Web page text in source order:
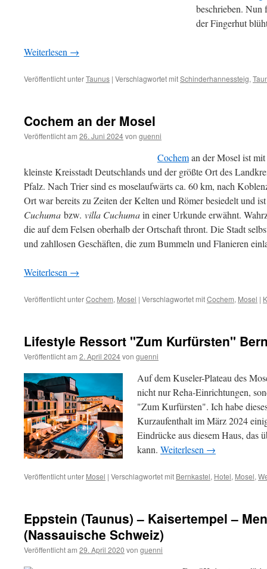
beschrieben. Nun
der Fingerhut
Weiterlesen →
Veröffentlicht unterTaunus | Verschlagwortet mitSchinderhannessteig,
Cochem an der Mosel
Veröffentlicht am 26. Juni 2024von guenni
Cocheman der Mosel ist
kleinste Kreisstadt Deutschlands und der größte Ort des
Pfalz. Nach Trier sind es moselaufwärts ca. 60 km, nach
Ort war bereits zu Zeiten der Kelten und Römer besiedelt und
Cuchuma bzw. villa Cuchumain einer Urkunde erwähnt.
die auf dem Felsen oberhalb der Ortschaft thront. Die Stadt
und zahllosen Geschäften, die zum Bummeln und Flanieren
Weiterlesen →
Veröffentlicht unterCochem, Mosel | Verschlagwortet mitCochem, Mosel |
Lifestyle Ressort "Zum Kurfürsten"
Veröffentlicht am 2. April 2024von guenni
Auf dem Kuseler-Plateau des
nicht nur Reha-Einrichtungen,
"Zum Kurfürsten". Ich habe
Kurzaufenthalt im März 2024
Eindrücke aus diesem Haus, das
kann. Weiterlesen →
Veröffentlicht unter Mosel | Verschlagwortet mit Bernkastel, Hotel, Mosel,
Eppstein (Taunus) – Kaisertempel –
(Nassauische Schweiz)
Veröffentlicht am 29. April 2020 von guenni